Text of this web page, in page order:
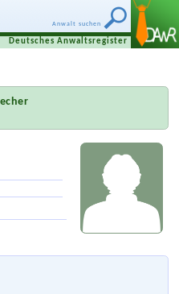
Anwalt suchen
Deutsches Anwaltsregister